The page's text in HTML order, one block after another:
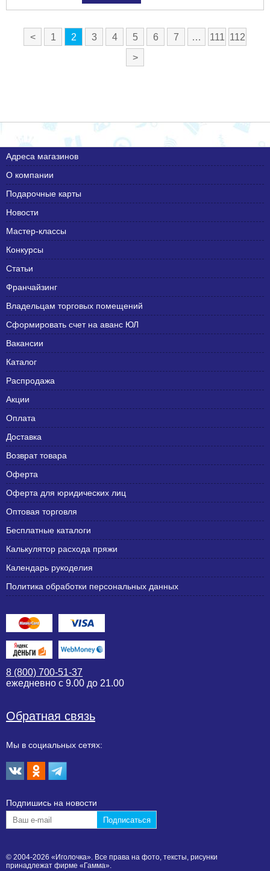
< 1 2 3 4 5 6 7 … 111 112
>
Адреса магазинов
О компании
Подарочные карты
Новости
Мастер-классы
Конкурсы
Статьи
Франчайзинг
Владельцам торговых помещений
Сформировать счет на аванс ЮЛ
Вакансии
Каталог
Распродажа
Акции
Оплата
Доставка
Возврат товара
Оферта
Оферта для юридических лиц
Оптовая торговля
Бесплатные каталоги
Калькулятор расхода пряжи
Календарь рукоделия
Политика обработки персональных данных
8 (800) 700-51-37
ежедневно с 9.00 до 21.00
Обратная связь
Мы в социальных сетях:
Подпишиcь на новости
© 2004-2026 «Иголочка». Все права на фото, тексты, рисунки
принадлежат фирме «Гамма».